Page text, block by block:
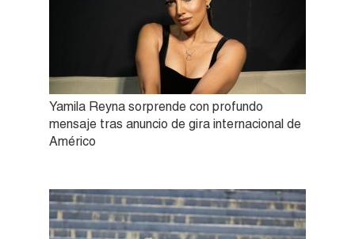
Yamila Reyna sorprende con profundo
mensaje tras anuncio de gira internacional de
Américo